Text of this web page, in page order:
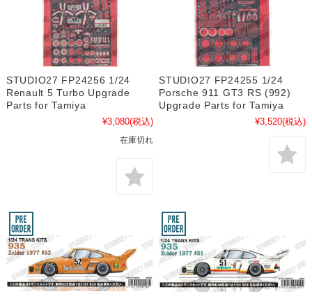
STUDIO27 FP24256 1/24
Renault 5 Turbo Upgrade
Parts for Tamiya
¥3,080(税込)
在庫切れ
STUDIO27 FP24255 1/24
Porsche 911 GT3 RS (992)
Upgrade Parts for Tamiya
¥3,520(税込)